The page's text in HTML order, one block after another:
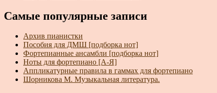
Самые популярные записи
Архив пианистки
Пособия для ДМШ [подборка нот]
Фортепианные ансамбли [подборка нот]
Ноты для фортепиано [А-Я]
Аппликатурные правила в гаммах для фортепиано
Шорникова М. Музыкальная литература.